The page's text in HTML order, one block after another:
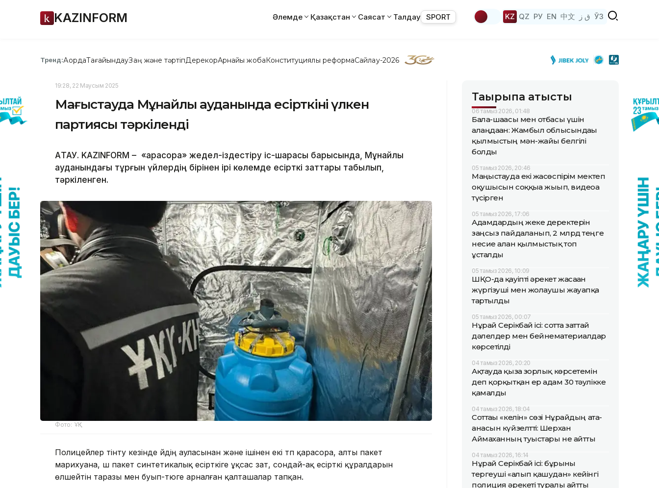
KAZINFORM Әлемде Қазақстан Саясат Талдау SPORT KZ QZ РУ EN 中文 ق ز ЎЗ
Тренд:АқордаТағайындауЗаң және тәртіпДерекқорАрнайы жобаКонституциялық реформаСайлау-2026
19:28, 22 Маусым 2025
Маңғыстауда Мұнайлы ауданында есірткінің үлкен
партиясы тәркіленді
АҚТАУ. KAZINFORM – «Қарасора» жедел-іздестіру іс-шарасы барысында, Мұнайлы
ауданындағы тұрғын үйлердің бірінен ірі көлемде есірткі заттары табылып,
тәркіленген.
Фото: ҰҚК
Полицейлер тінту кезінде үйдің ауласынан және ішінен екі түп қарасора, алты пакет
марихуана, үш пакет синтетикалық есірткіге ұқсас зат, сондай-ақ есірткі құралдарын
өлшейтін таразы мен буып-түюге арналған қалташалар тапқан.
Тақырыпқа қатысты
06 тамыз 2026, 01:48
Бала-шағасы мен отбасы үшін
алаңдаған: Жамбыл облысындағы
қылмыстың мән-жайы белгілі
болды
05 тамыз 2026, 20:46
Маңғыстауда екі жасөспірім мектеп
оқушысын соққыға жығып, видеоға
түсірген
05 тамыз 2026, 17:06
Адамдардың жеке деректерін
заңсыз пайдаланып, 2 млрд теңге
несие алған қылмыстық топ
ұсталды
05 тамыз 2026, 10:09
ШҚО-да қауіпті әрекет жасаған
жүргізуші мен жолаушы жауапқа
тартылды
05 тамыз 2026, 00:07
Нұрай Серікбай ісі: сотта заттай
дәлелдер мен бейнематериалдар
көрсетілді
04 тамыз 2026, 20:20
Ақтауда қызға зорлық көрсетемін
деп қорқытқан ер адам 30 тәулікке
қамалды
04 тамыз 2026, 18:04
Соттағы «келін» сөзі Нұрайдың ата-
анасын күйзелтті: Шерхан
Аймаханның туыстары не айтты
04 тамыз 2026, 16:14
Нұрай Серікбай ісі: бұрынғы
тергеуші «алып қашудан» кейінгі
полиция әрекеті туралы айтты